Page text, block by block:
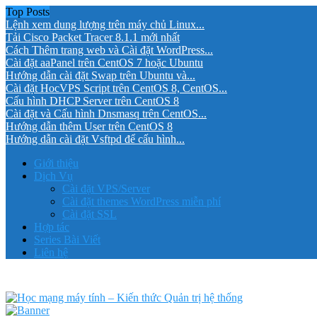
Top Posts
Lệnh xem dung lượng trên máy chủ Linux...
Tải Cisco Packet Tracer 8.1.1 mới nhất
Cách Thêm trang web và Cài đặt WordPress...
Cài đặt aaPanel trên CentOS 7 hoặc Ubuntu
Hướng dẫn cài đặt Swap trên Ubuntu và...
Cài đặt HocVPS Script trên CentOS 8, CentOS...
Cấu hình DHCP Server trên CentOS 8
Cài đặt và Cấu hình Dnsmasq trên CentOS...
Hướng dẫn thêm User trên CentOS 8
Hướng dẫn cài đặt Vsftpd để cấu hình...
Giới thiệu
Dịch Vụ
Cài đặt VPS/Server
Cài đặt themes WordPress miễn phí
Cài đặt SSL
Hợp tác
Series Bài Viết
Liên hệ